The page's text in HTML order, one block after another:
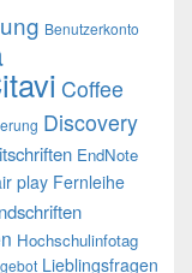
Benutzerkonto
Coffee
Discovery
EndNote
play Fernleihe
Hochschulinfotag
Lieblingsfragen